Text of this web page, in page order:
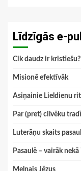
Līdzīgās e-
Cik daudz ir kristiešu?
Misionē efektīvāk
Asiņainie Lieldienu
Par (pret) cilvēku
Luterāņu skaits
Pasaulē – vairāk
Melnais Jēzus